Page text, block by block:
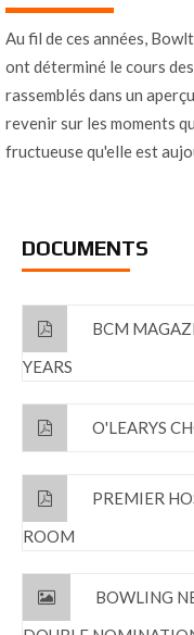
Au fil de ces années,
ont déterminé le cours
rassemblés dans un
revenir sur les moments
fructueuse qu'elle est
DOCUMENTS
BCM
YEARS
O'LEARYS
PREMIER
ROOM
BOWLING